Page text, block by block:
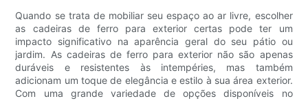
Quando se trata de mobiliar seu espaço ao ar livre, escolher
as cadeiras de ferro para exterior certas pode ter um
impacto significativo na aparência geral do seu pátio ou
jardim. As cadeiras de ferro para exterior não são apenas
duráveis ​​e resistentes às intempéries, mas também
adicionam um toque de elegância e estilo à sua área exterior.
Com uma grande variedade de opções disponíveis no